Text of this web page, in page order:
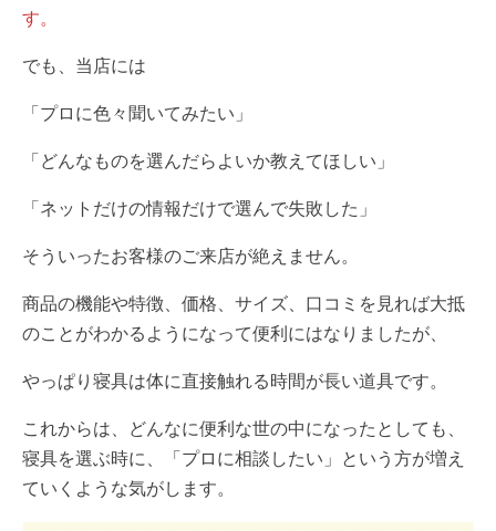
す。
でも、当店には
「プロに色々聞いてみたい」
「どんなものを選んだらよいか教えてほしい」
「ネットだけの情報だけで選んで失敗した」
そういったお客様のご来店が絶えません。
商品の機能や特徴、価格、サイズ、口コミを見れば大抵
のことがわかるようになって便利にはなりましたが、
やっぱり寝具は体に直接触れる時間が長い道具です。
これからは、どんなに便利な世の中になったとしても、
寝具を選ぶ時に、「プロに相談したい」という方が増え
ていくような気がします。